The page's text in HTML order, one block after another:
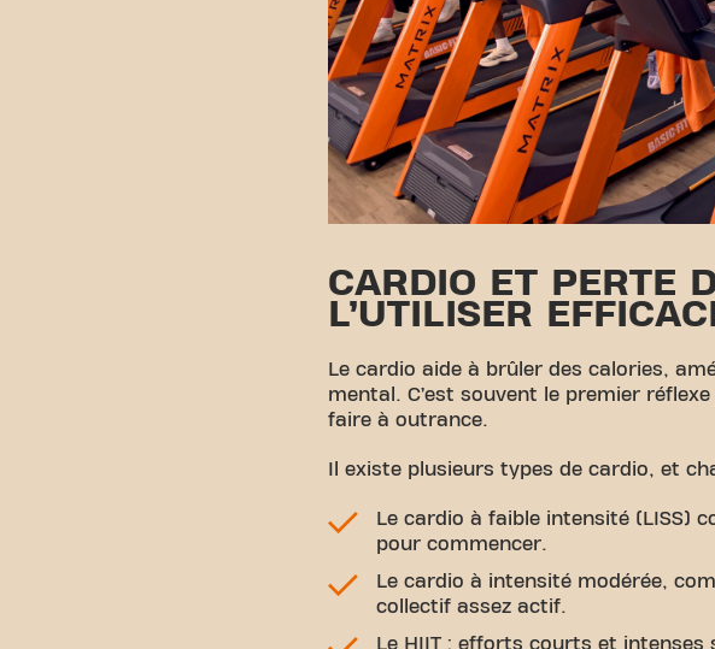
CARDIO ET PERTE
L’UTILISER
Le cardio aide à brûler des calories,
mental. C’est souvent le premier
faire à outrance.
Il existe plusieurs types de cardio, et
Le cardio à faible intensité (LISS)
pour commencer.
Le cardio à intensité modérée,
collectif assez actif.
Le HIIT : efforts courts et